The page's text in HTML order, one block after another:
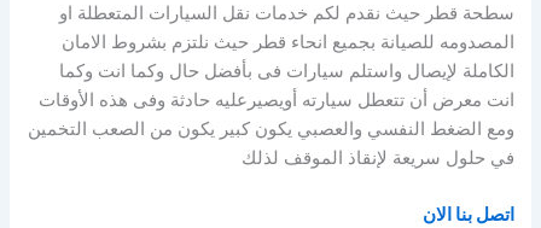
سطحة قطر حيث نقدم لكم خدمات نقل السيارات المتعطلة او
المصدومه للصيانة بجميع انحاء قطر حيث نلتزم بشروط الامان
الكاملة لإيصال واستلم سيارات فى بأفضل حال وكما انت وكما
انت معرض أن تتعطل سيارته أويصيرعليه حادثة وفى هذه الأوقات
ومع الضغط النفسي والعصبي يكون كبير يكون من الصعب التخمين
في حلول سريعة لإنقاذ الموقف لذلك
اتصل بنا الان